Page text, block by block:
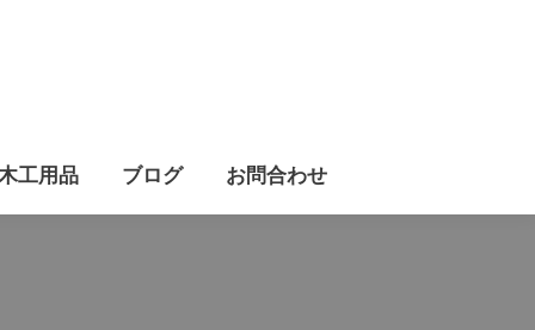
工用品 ブログ お問合わせ